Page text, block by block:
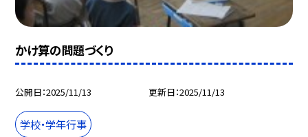
かけ算の問題づくり
公開日 2025/11/13 更新日 2025/11/13
学校・学年行事